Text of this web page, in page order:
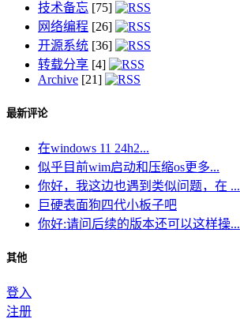
技术备忘 [75]
网络编程 [26]
开源系统 [36]
转载分享 [4]
Archive [21]
最新评论
在windows 11 24h2...
似乎目前wim启动和压缩os更多...
你好，我这边也遇到类似问题，在 ...
巨硬表面狗四代小板子吧
你好:请问后续的版本还可以这样操...
其他
登入
注册